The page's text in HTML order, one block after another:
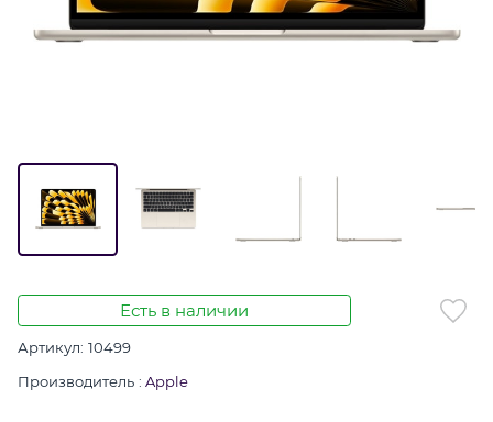
Есть в наличии
Артикул: 10499
Производитель : Apple